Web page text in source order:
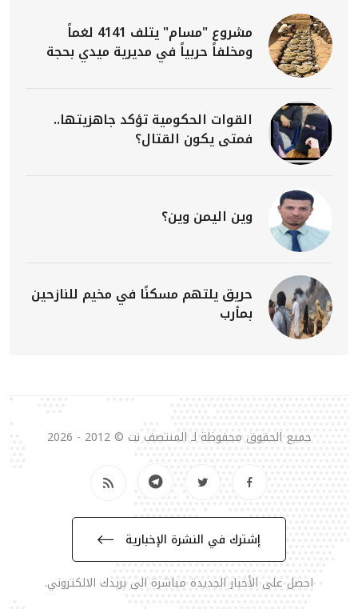
مشروع "مسام" يتلف 4141 لغماً
ومخلفاً حربياً في مديرية ميدي بحجة
القوات الحكومية تؤكد جاهزيتها..
فمتى يكون القتال؟
وين اليمن وين؟
حريق يلتهم مسكنًا في مخيم للنازحين
بمأرب
جميع الحقوق محفوظة لـ المنتصف نت © 2012 - 2026
إشترك في النشرة الإخبارية
احصل على الأخبار الجديدة مباشرة الى بريدك الالكتروني.